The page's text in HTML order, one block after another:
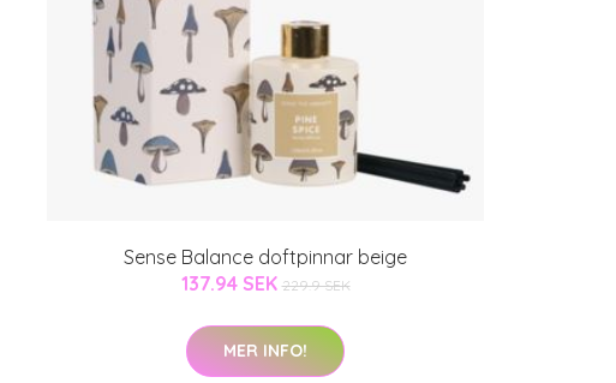
Sense Balance doftpinnar beige
137.94 SEK 229.9 SEK
MER INFO!